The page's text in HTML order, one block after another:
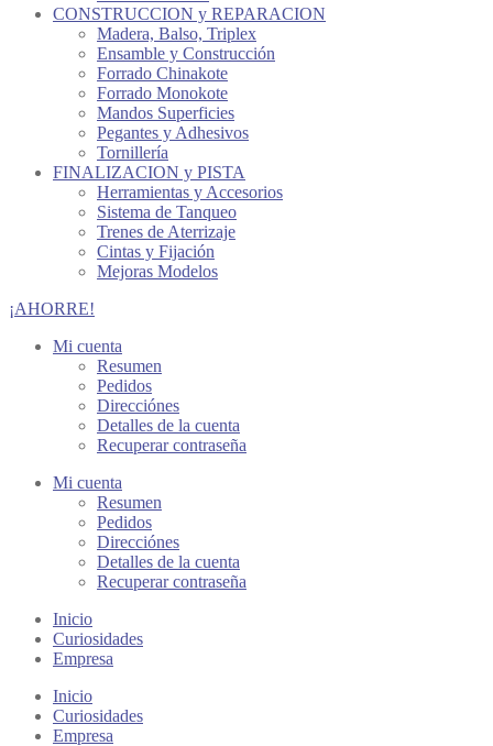
CONSTRUCCION y REPARACION
Madera, Balso, Triplex
Ensamble y Construcción
Forrado Chinakote
Forrado Monokote
Mandos Superficies
Pegantes y Adhesivos
Tornillería
FINALIZACION y PISTA
Herramientas y Accesorios
Sistema de Tanqueo
Trenes de Aterrizaje
Cintas y Fijación
Mejoras Modelos
¡AHORRE!
Mi cuenta
Resumen
Pedidos
Direcciónes
Detalles de la cuenta
Recuperar contraseña
Mi cuenta
Resumen
Pedidos
Direcciónes
Detalles de la cuenta
Recuperar contraseña
Inicio
Curiosidades
Empresa
Inicio
Curiosidades
Empresa